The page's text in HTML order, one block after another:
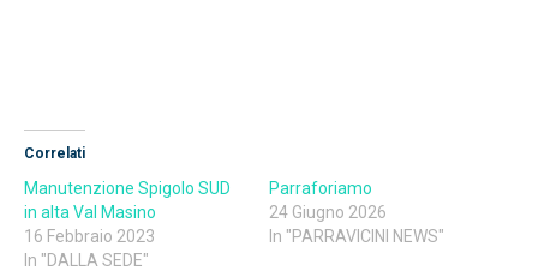
Correlati
Manutenzione Spigolo SUD
in alta Val Masino
16 Febbraio 2023
In "DALLA SEDE"
Parraforiamo
24 Giugno 2026
In "PARRAVICINI NEWS"